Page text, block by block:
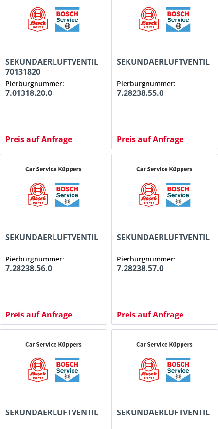
SEKUNDAERLUFTVENTIL
70131820
Pierburgnummer:
7.01318.20.0
Preis auf Anfrage
SEKUNDAERLUFTVENTIL
Pierburgnummer:
7.28238.55.0
Preis auf Anfrage
SEKUNDAERLUFTVENTIL
Pierburgnummer:
7.28238.56.0
Preis auf Anfrage
SEKUNDAERLUFTVENTIL
Pierburgnummer:
7.28238.57.0
Preis auf Anfrage
SEKUNDAERLUFTVENTIL SEKUNDAERLUFTVENTIL